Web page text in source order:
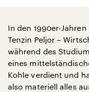
In den 1990er-
Tenzin Peljor –
während des
eines
Kohle verdient und
also materiell alles